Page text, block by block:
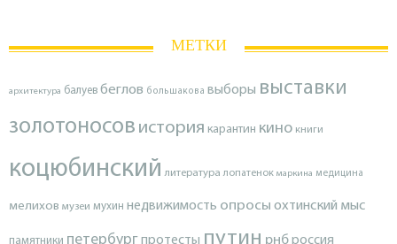
МЕТКИ
архитектура балуев беглов большакова выборы выставки
золотоносов история карантин кино книги
коцюбинский литература лопатенок маркина медицина
мелихов музеи мухин недвижимость опросы охтинский мыс
памятники петербургпротесты путин рнброссия